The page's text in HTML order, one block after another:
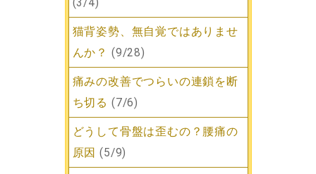
(3/4)
猫背姿勢、無自覚ではありませ
んか？ (9/28)
痛みの改善でつらいの連鎖を断
ち切る (7/6)
どうして骨盤は歪むの？腰痛の
原因 (5/9)